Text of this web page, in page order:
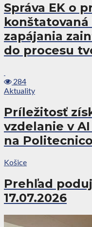
Správa EK o
zapájania
do procesu
284
Aktuality
Príležitosť
vzdelanie v
na
Košice
Prehľad
17.07.2026